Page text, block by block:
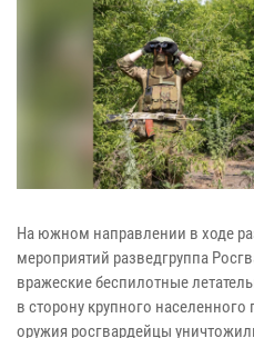
На южном направлении в ходе
мероприятий разведгруппа
вражеские беспилотные
в сторону крупного
оружия росгвардейцы